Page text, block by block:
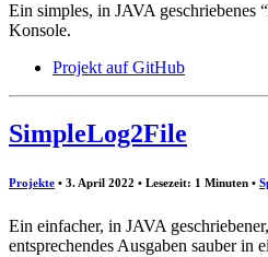
Ein simples, in JAVA geschriebenes
Konsole.
Projekt auf GitHub
SimpleLog2File
Projekte • 3. April 2022 • Lesezeit: 1 Minuten •
Ein einfacher, in JAVA
entsprechendes Ausgaben sauber in